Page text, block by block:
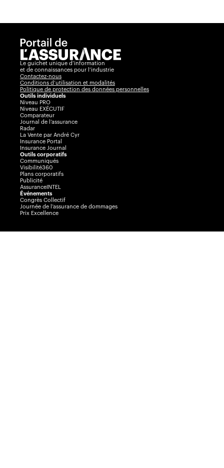
Le guichet unique d’information
et de connaissances pour l’industrie
Contactez-nous
Conditions d’utilisation et modalités
Politique de protection des données personnelles
Outils individuels
Niveau PRO
Niveau EXÉCUTIF
Comparateur
Journal de l’assurance
Radar
La Vente par André Cyr
Insurance Portal
Insurance Journal
Outils corporatifs
Communiqués
Visibilité360
Plans corporatifs
Publicité
AssuranceINTEL
Événements
Congrès Collectif
Journée de l’assurance de dommages
Prix Excellence